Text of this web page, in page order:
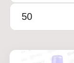
50